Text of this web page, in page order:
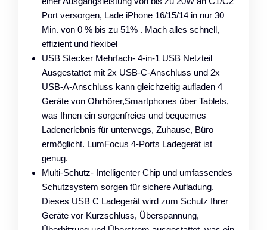
Port versorgen, Lade iPhone 16/15/14 in nur 30
Min. von 0 % bis zu 51% . Mach alles schnell,
effizient und flexibel
USB Stecker Mehrfach- 4-in-1 USB Netzteil
Ausgestattet mit 2x USB-C-Anschluss und 2x
USB-A-Anschluss kann gleichzeitig aufladen 4
Geräte von Ohrhörer,Smartphones über Tablets,
was Ihnen ein sorgenfreies und bequemes
Ladenerlebnis für unterwegs, Zuhause, Büro
ermöglicht. LumFocus 4-Ports Ladegerät ist
genug.
Multi-Schutz- Intelligenter Chip und umfassendes
Schutzsystem sorgen für sichere Aufladung.
Dieses USB C Ladegerät wird zum Schutz Ihrer
Geräte vor Kurzschluss, Überspannung,